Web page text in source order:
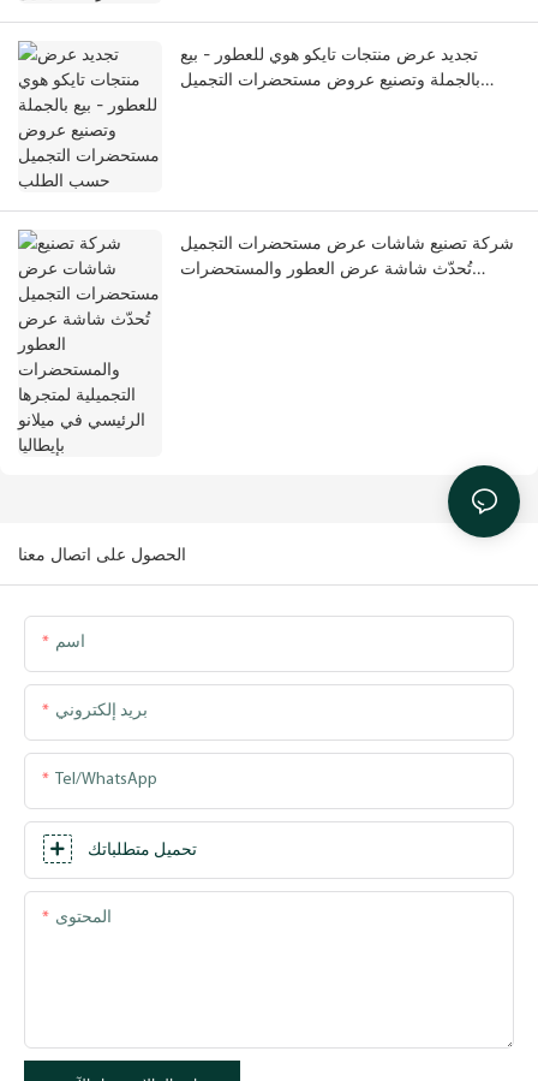
تجديد عرض منتجات تايكو هوي للعطور - بيع
بالجملة وتصنيع عروض مستحضرات التجميل
شركة تصنيع شاشات عرض مستحضرات التجميل
تُحدّث شاشة عرض العطور والمستحضرات
الحصول على اتصال معنا
اسم
بريد إلكتروني
Tel/WhatsApp
تحميل متطلباتك
المحتوى